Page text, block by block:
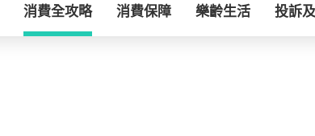
消費全攻略 消費保障 樂齡生活 投訴